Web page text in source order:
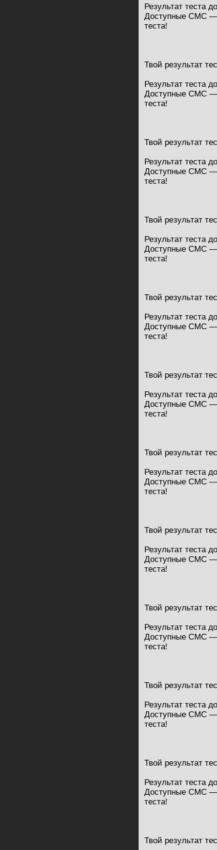
Результат теста
Доступные СМС —
теста!
Твой результат
Результат теста
Доступные СМС —
теста!
Твой результат
Результат теста
Доступные СМС —
теста!
Твой результат
Результат теста
Доступные СМС —
теста!
Твой результат
Результат теста
Доступные СМС —
теста!
Твой результат
Результат теста
Доступные СМС —
теста!
Твой результат
Результат теста
Доступные СМС —
теста!
Твой результат
Результат теста
Доступные СМС —
теста!
Твой результат
Результат теста
Доступные СМС —
теста!
Твой результат
Результат теста
Доступные СМС —
теста!
Твой результат
Результат теста
Доступные СМС —
теста!
Твой результат